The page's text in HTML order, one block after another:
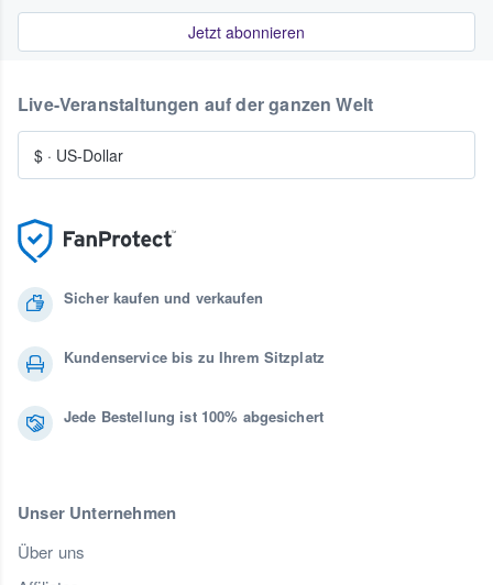
Jetzt abonnieren
Sicher kaufen und verkaufen
Kundenservice bis zu Ihrem Sitzplatz
Jede Bestellung ist 100% abgesichert
Unser Unternehmen
Über uns
Live-Veranstaltungen auf der ganzen Welt
$ · US-Dollar